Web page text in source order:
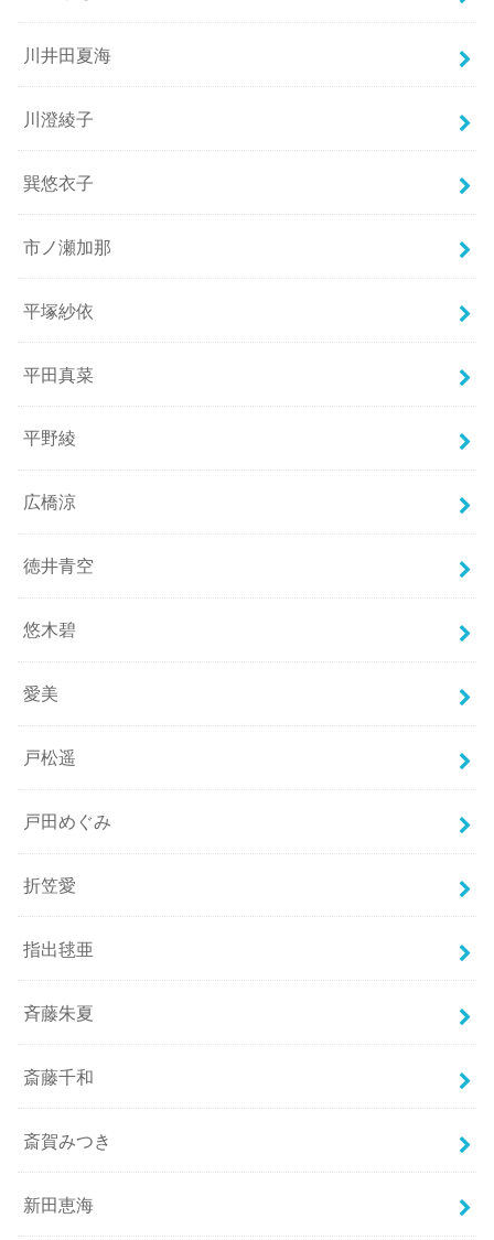
川井田夏海
川澄綾子
巽悠衣子
市ノ瀬加那
平塚紗依
平田真菜
平野綾
広橋涼
徳井青空
悠木碧
愛美
戸松遥
戸田めぐみ
折笠愛
指出毬亜
斉藤朱夏
斎藤千和
斎賀みつき
新田恵海